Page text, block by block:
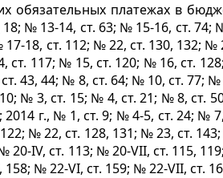
обязательных платежах в
№ 13-14, ст. 63; № 15-16, ст. 74;
18, ст. 112; № 22, ст. 130, 132; №
117; № 15, ст. 120; № 16, ст.
43, 44; № 8, ст. 64; № 10, ст. 77;
№ 3, ст. 15; № 4, ст. 21; № 8, ст.
г., № 1, ст. 9; № 4-5, ст. 24; №
№ 22, ст. 128, 131; № 23, ст.
IV, ст. 113; № 20-VII, ст. 115,
№ 22-VI, ст. 159; № 22-VII, ст.